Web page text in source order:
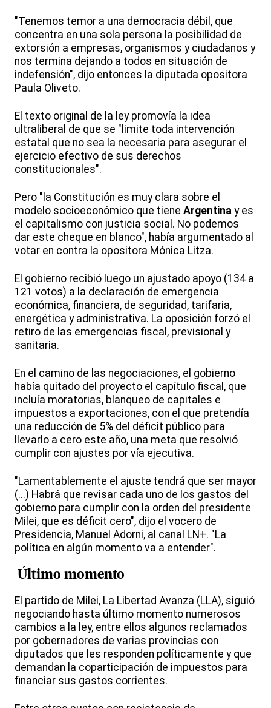
"Tenemos temor a una democracia débil, que
concentra en una sola persona la posibilidad de
extorsión a empresas, organismos y ciudadanos y
nos termina dejando a todos en situación de
indefensión", dijo entonces la diputada opositora
Paula Oliveto.
El texto original de la ley promovía la idea
ultraliberal de que se "limite toda intervención
estatal que no sea la necesaria para asegurar el
ejercicio efectivo de sus derechos
constitucionales".
Pero "la Constitución es muy clara sobre el
modelo socioeconómico que tiene Argentina y es
el capitalismo con justicia social. No podemos
dar este cheque en blanco", había argumentado al
votar en contra la opositora Mónica Litza.
El gobierno recibió luego un ajustado apoyo (134 a
121 votos) a la declaración de emergencia
económica, financiera, de seguridad, tarifaria,
energética y administrativa. La oposición forzó el
retiro de las emergencias fiscal, previsional y
sanitaria.
En el camino de las negociaciones, el gobierno
había quitado del proyecto el capítulo fiscal, que
incluía moratorias, blanqueo de capitales e
impuestos a exportaciones, con el que pretendía
una reducción de 5% del déficit público para
llevarlo a cero este año, una meta que resolvió
cumplir con ajustes por vía ejecutiva.
"Lamentablemente el ajuste tendrá que ser mayor
(...) Habrá que revisar cada uno de los gastos del
gobierno para cumplir con la orden del presidente
Milei, que es déficit cero", dijo el vocero de
Presidencia, Manuel Adorni, al canal LN+. "La
política en algún momento va a entender".
Último momento
El partido de Milei, La Libertad Avanza (LLA), siguió
negociando hasta último momento numerosos
cambios a la ley, entre ellos algunos reclamados
por gobernadores de varias provincias con
diputados que les responden políticamente y que
demandan la coparticipación de impuestos para
financiar sus gastos corrientes.